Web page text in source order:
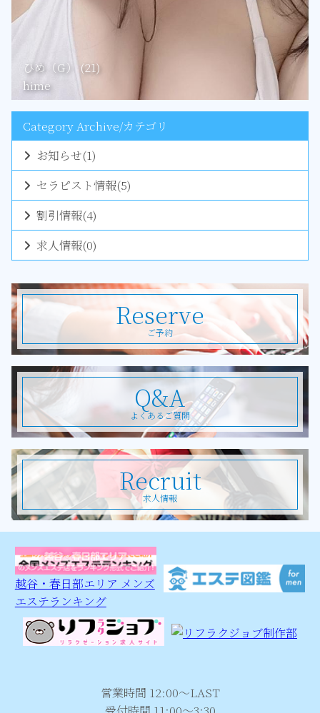
ひめ（G） (21)
hime
Category Archive/カテゴリ
お知らせ(1)
セラピスト情報(5)
割引情報(4)
求人情報(0)
Reserve
ご予約
Q&A
よくあるご質問
Recruit
求人情報
越谷・春日部エリア メンズ
エステランキング
営業時間 12:00～LAST